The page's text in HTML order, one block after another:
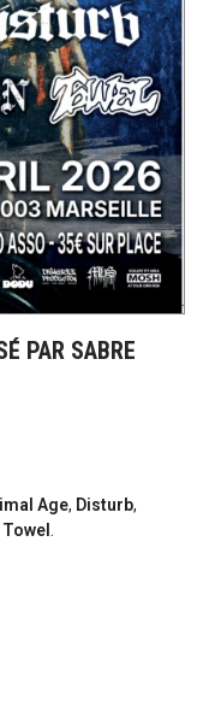
PAR SABRE
Age, Disturb,
Towel